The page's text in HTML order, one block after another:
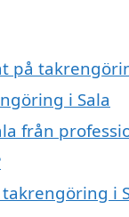
på
i Sala
från
i